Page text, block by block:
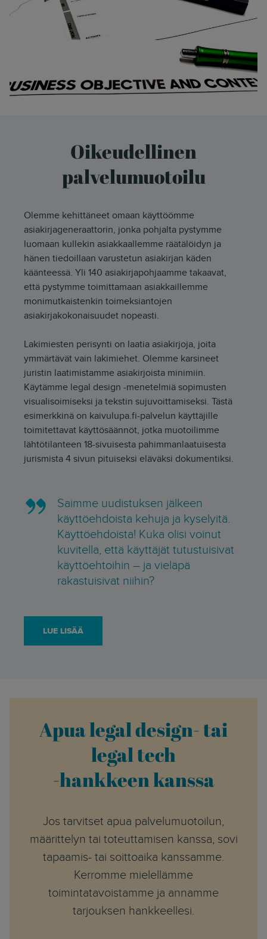
Oikeudellinen
palvelumuotoilu
Olemme kehittäneet omaan käyttöömme
asiakirjageneraattorin, jonka pohjalta pystymme
luomaan kullekin asiakkaallemme räätälöidyn ja
hänen tiedoillaan varustetun asiakirjan käden
käänteessä. Yli 140 asiakirjapohjaamme takaavat,
että pystymme toimittamaan asiakkaillemme
monimutkaistenkin toimeksiantojen
asiakirjakokonaisuudet nopeasti.
Lakimiesten perisynti on laatia asiakirjoja, joita
ymmärtävät vain lakimiehet. Olemme karsineet
juristin laatimistamme asiakirjoista minimiin.
Käytämme legal design -menetelmiä sopimusten
visualisoimiseksi ja tekstin sujuvoittamiseksi. Tästä
esimerkkinä on kaivulupa.fi-palvelun käyttäjille
toimitettavat käyttösäännöt, jotka muotoilimme
lähtötilanteen 18-sivuisesta pahimmanlaatuisesta
jurismista 4 sivun pituiseksi eläväksi dokumentiksi.
Saimme uudistuksen jälkeen
käyttöehdoista kehuja ja kyselyitä.
Käyttöehdoista! Kuka olisi voinut
kuvitella, että käyttäjät tutustuisivat
käyttöehtoihin – ja vieläpä
rakastuisivat niihin?
LUE LISÄÄ
Apua legal design- tai
legal tech
-hankkeen kanssa
Jos tarvitset apua palvelumuotoilun,
määrittelyn tai toteuttamisen kanssa, sovi
tapaamis- tai soittoaika kanssamme.
Kerromme mielellämme
toimintatavoistamme ja annamme
tarjouksen hankkeellesi.